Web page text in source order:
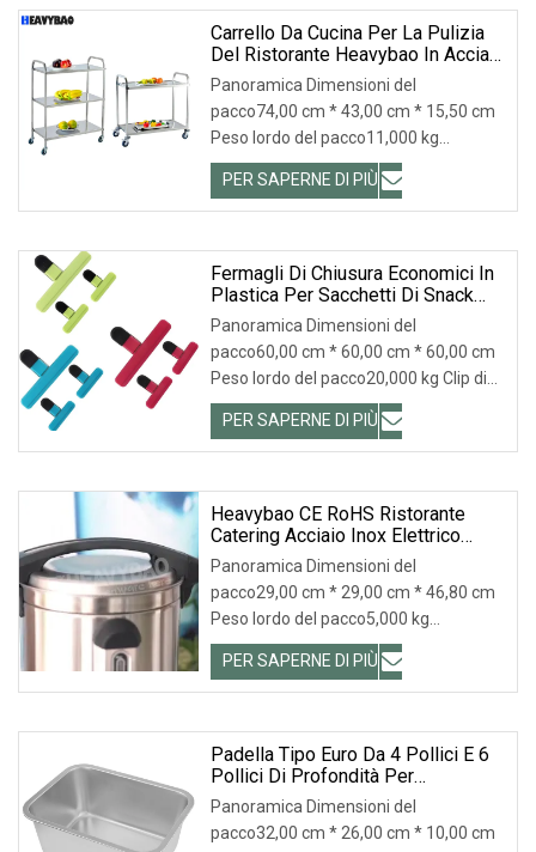
Carrello Da Cucina Per La Pulizia
Del Ristorante Heavybao In Acciaio
Inossidabile A 3 Livelli
Panoramica Dimensioni del
pacco74,00 cm * 43,00 cm * 15,50 cm
Peso lordo del pacco11,000 kg
APPLICAZIONE Stili diversi G
PER SAPERNE DI PIÙ
Fermagli Di Chiusura Economici In
Plastica Per Sacchetti Di Snack
Per Contenitori Di Alimenti
Panoramica Dimensioni del
pacco60,00 cm * 60,00 cm * 60,00 cm
Peso lordo del pacco20,000 kg Clip di
chiusura Clip per sa
PER SAPERNE DI PIÙ
Heavybao CE RoHS Ristorante
Catering Acciaio Inox Elettrico
Caldaia Ad Acqua Calda
Panoramica Dimensioni del
pacco29,00 cm * 29,00 cm * 46,80 cm
Peso lordo del pacco5,000 kg
Heavybao CE RoHS Catering Ris
PER SAPERNE DI PIÙ
Padella Tipo Euro Da 4 Pollici E 6
Pollici Di Profondità Per
Attrezzature Da Ristorante E
Utensili Da Cucina
Panoramica Dimensioni del
pacco32,00 cm * 26,00 cm * 10,00 cm